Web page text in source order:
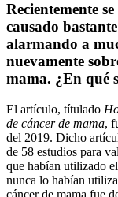
Recientemente
causado
alarmando a
nuevamente
mama. ¿En qué
El artículo, títulado
de cáncer de mama,
del 2019. Dicho
de 58 estudios para
que habían utilizado
nunca lo habían